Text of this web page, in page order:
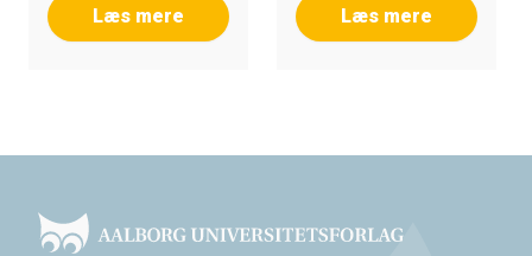
Læs mere Læs mere